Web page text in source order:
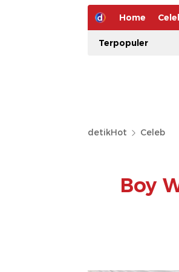
Home
Terpopuler
detikHot Celeb
Boy